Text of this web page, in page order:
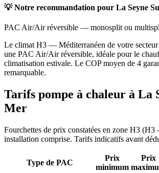
💡 Notre recommandation pour La Seyne
PAC Air/Air réversible — monosplit ou
Le climat H3 — Méditerranéen de votre
une PAC Air/Air réversible, idéale pour le
climatisation estivale. Le COP moyen de 4
remarquable.
Tarifs pompe à chaleur à La
Mer
Fourchettes de prix constatées en zone H3 (H3
installation comprise. Tarifs indicatifs avant
Type de PAC
Prix
minimum
Prix